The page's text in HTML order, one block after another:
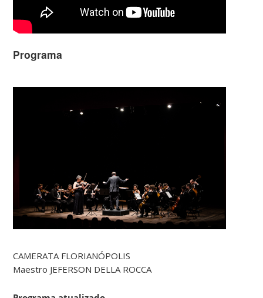
Programa
CAMERATA FLORIANÓPOLIS
Maestro JEFERSON DELLA ROCCA